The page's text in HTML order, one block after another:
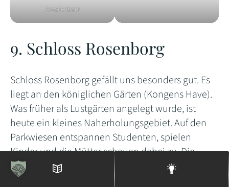
Amalienborg
9. Schloss Rosenborg
Schloss Rosenborg gefällt uns besonders gut. Es
liegt an den königlichen Gärten (Kongens Have).
Was früher als Lustgärten angelegt wurde, ist
heute ein kleines Naherholungsgebiet. Auf den
Parkwiesen entspannen Studenten, spielen
Kinder und die Mütter schauen dabei zu. Die
Gärten mit schön gestalteten Hecken, Blumen
und Bäumen sind toll.
Inhaltsverzeichnis Weitere Tipps